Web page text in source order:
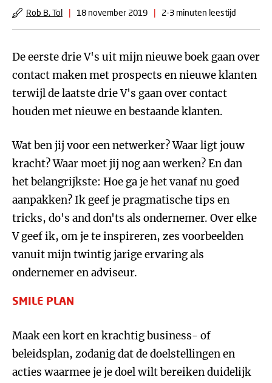
Rob B. Tol | 18 november 2019 | 2-3 minuten leestijd
De eerste drie V's uit mijn nieuwe boek gaan over
contact maken met prospects en nieuwe klanten
terwijl de laatste drie V's gaan over contact
houden met nieuwe en bestaande klanten.
Wat ben jij voor een netwerker? Waar ligt jouw
kracht? Waar moet jij nog aan werken? En dan
het belangrijkste: Hoe ga je het vanaf nu goed
aanpakken? Ik geef je pragmatische tips en
tricks, do's and don'ts als ondernemer. Over elke
V geef ik, om je te inspireren, zes voorbeelden
vanuit mijn twintig jarige ervaring als
ondernemer en adviseur.
SMILE PLAN
Maak een kort en krachtig business- of
beleidsplan, zodanig dat de doelstellingen en
acties waarmee je je doel wilt bereiken duidelijk